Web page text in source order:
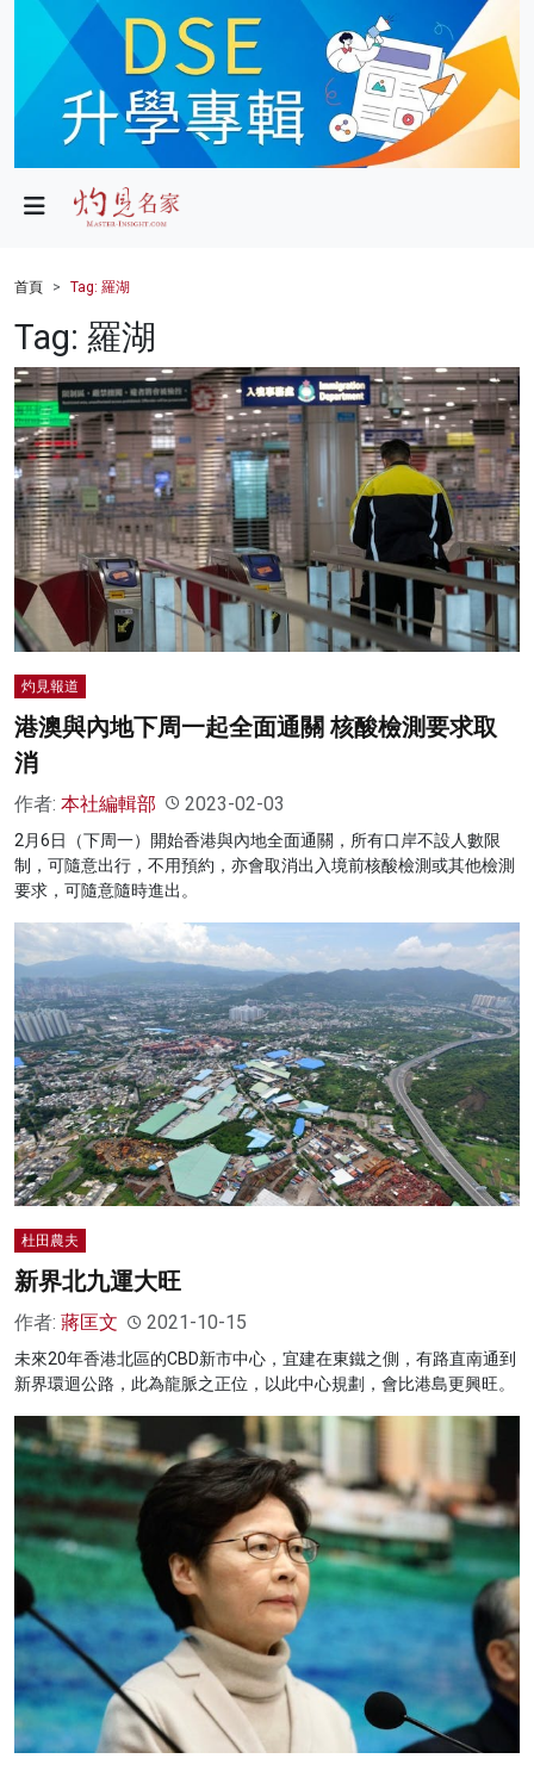
政局
財經
健康
商業
科技
影片
名家榜
灼見活動
首頁 Tag: 羅湖
Tag: 羅湖
灼見報道
港澳與內地下周一起全面通關 核酸檢測要求取
消
作者: 本社編輯部 2023-02-03
2月6日（下周一）開始香港與內地全面通關，所有口岸不設人數限
制，可隨意出行，不用預約，亦會取消出入境前核酸檢測或其他檢測
要求，可隨意隨時進出。
杜田農夫
新界北九運大旺
作者: 蔣匡文 2021-10-15
未來20年香港北區的CBD新市中心，宜建在東鐵之側，有路直南通到
新界環迴公路，此為龍脈之正位，以此中心規劃，會比港島更興旺。